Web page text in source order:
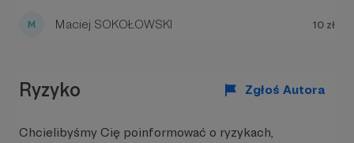
Maciej SOKOŁOWSKI 10 zł
Ryzyko Zgłoś Autora
Chcielibyśmy Cię poinformować o ryzykach,